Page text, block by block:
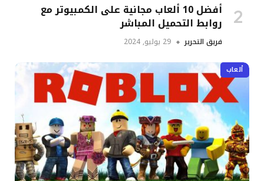
أفضل 10 ألعاب مجانية على الكمبيوتر مع
روابط التحميل المباشر
فريق التحرير 29 يوليو, 2024
ألعاب